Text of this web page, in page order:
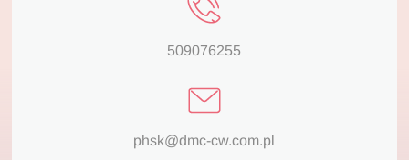
509076255
phsk@dmc-cw.com.pl